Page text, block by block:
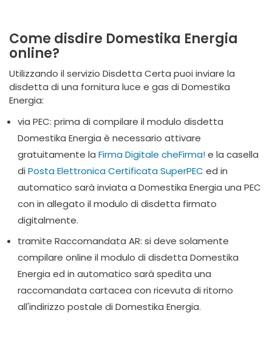
Come disdire Domestika Energia
online?
Utilizzando il servizio Disdetta Certa puoi inviare la
disdetta di una fornitura luce e gas di Domestika
Energia:
via PEC: prima di compilare il modulo disdetta
Domestika Energia è necessario attivare
gratuitamente la Firma Digitale cheFirma!e la casella
di Posta Elettronica Certificata SuperPEC ed in
automatico sarà inviata a Domestika Energia una PEC
con in allegato il modulo di disdetta firmato
digitalmente.
tramite Raccomandata AR: si deve solamente
compilare online il modulo di disdetta Domestika
Energia ed in automatico sarà spedita una
raccomandata cartacea con ricevuta di ritorno
all'indirizzo postale di Domestika Energia.